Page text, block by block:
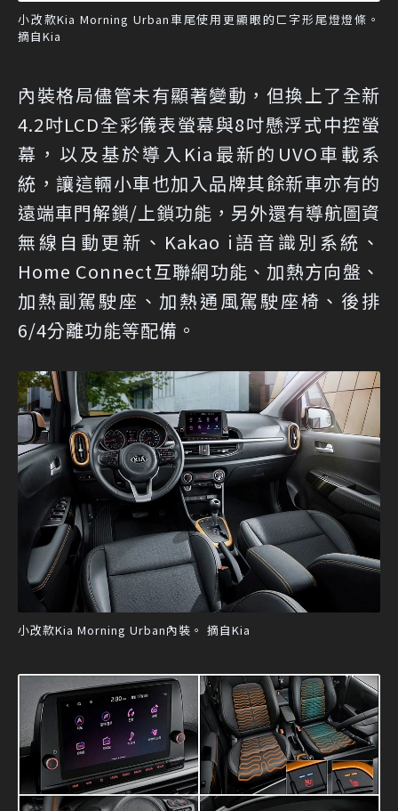
小改款Kia Morning Urban車尾使用更顯眼的ㄈ字形尾燈燈條。
摘自Kia
內裝格局儘管未有顯著變動，但換上了全新
4.2吋LCD全彩儀表螢幕與8吋懸浮式中控螢
幕，以及基於導入Kia最新的UVO車載系
統，讓這輛小車也加入品牌其餘新車亦有的
遠端車門解鎖/上鎖功能，另外還有導航圖資
無線自動更新、Kakao i語音識別系統、
Home Connect互聯網功能、加熱方向盤、
加熱副駕駛座、加熱通風駕駛座椅、後排
6/4分離功能等配備。
小改款Kia Morning Urban內裝。 摘自Kia